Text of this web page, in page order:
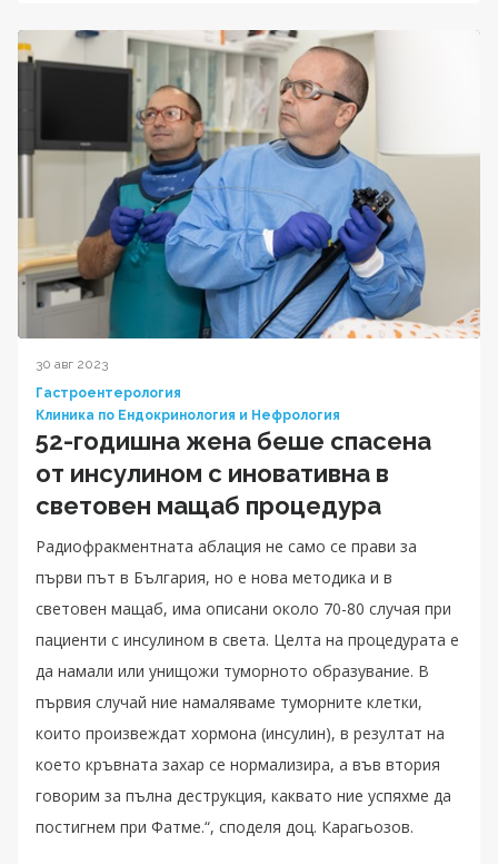
30 авг 2023
Гастроентерология
Клиника по Ендокринология и Нефрология
52-годишна жена беше спасена
от инсулином с иновативна в
световен мащаб процедура
Радиофракментната аблация не само се прави за
първи път в България, но е нова методика и в
световен мащаб, има описани около 70-80 случая при
пациенти с инсулином в света. Целта на процедурата е
да намали или унищожи туморното образувание. В
първия случай ние намаляваме туморните клетки,
които произвеждат хормона (инсулин), в резултат на
което кръвната захар се нормализира, а във втория
говорим за пълна деструкция, каквато ние успяхме да
постигнем при Фатме.“, споделя доц. Карагьозов.